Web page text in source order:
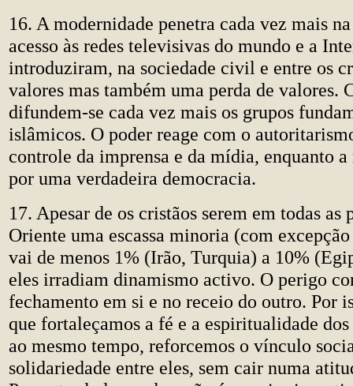
16. A modernidade penetra cada vez mais
acesso às redes televisivas do mundo e a
introduziram, na sociedade civil e entre os
valores mas também uma perda de valores.
difundem-se cada vez mais os grupos
islâmicos. O poder reage com o
controle da imprensa e da mídia, enquanto
por uma verdadeira democracia.
17. Apesar de os cristãos serem em todas as
Oriente uma escassa minoria (com
vai de menos 1% (Irão, Turquia) a 10%
eles irradiam dinamismo activo. O perigo
fechamento em si e no receio do outro. Por
que fortaleçamos a fé e a espiritualidade
ao mesmo tempo, reforcemos o vínculo
solidariedade entre eles, sem cair numa